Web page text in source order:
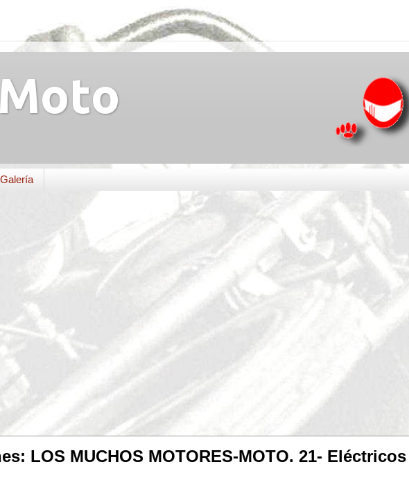
Galería
LOS MUCHOS MOTORES-MOTO. 21- Eléctricos